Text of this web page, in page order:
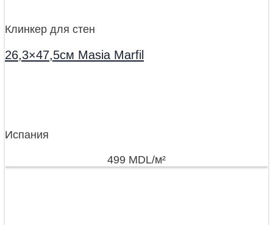
Клинкер для стен
26,3×47,5см Masia Marfil
Испания
499 MDL/м²